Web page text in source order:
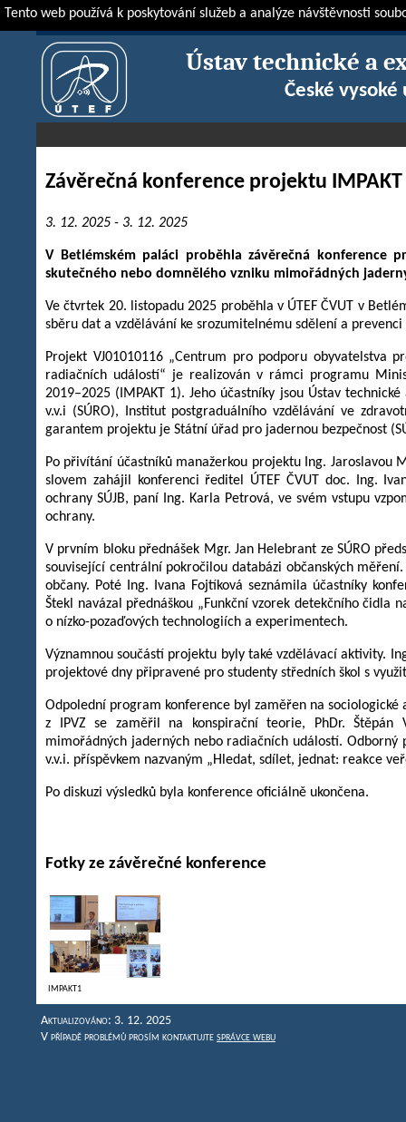
ÚTEF Novinky Zprávy Závěrečná konference projektu IMPAKT
Ústav technické a
České
Závěrečná konference projektu IMPAKT
3. 12. 2025 - 3. 12. 2025
V Betlémském paláci proběhla závěrečná konference
skutečného nebo domnělého vzniku mimořádných
Ve čtvrtek 20. listopadu 2025 proběhla v ÚTEF ČVUT v
sběru dat a vzdělávání ke srozumitelnému sdělení a
Projekt VJ01010116 „Centrum pro podporu obyvatelstva
radiačních událostí“ je realizován v rámci programu
2019–2025 (IMPAKT 1). Jeho účastníky jsou Ústav
v.v.i (SÚRO), Institut postgraduálního vzdělávání ve
garantem projektu je Státní úřad pro jadernou bezpečnost
Po přivítání účastníků manažerkou projektu Ing. Jaroslavou
slovem zahájil konferenci ředitel ÚTEF ČVUT doc. Ing.
ochrany SÚJB, paní Ing. Karla Petrová, ve svém vstupu
ochrany.
V prvním bloku přednášek Mgr. Jan Helebrant ze SÚRO
související centrální pokročilou databázi občanských
občany. Poté Ing. Ivana Fojtíková seznámila účastníky
Štekl navázal přednáškou „Funkční vzorek detekčního čidla
o nízko-pozaďových technologiích a experimentech.
Významnou součástí projektu byly také vzdělávací aktivity.
projektové dny připravené pro studenty středních škol s
Odpolední program konference byl zaměřen na sociologické
z IPVZ se zaměřil na konspirační teorie, PhDr. Štěpán
mimořádných jaderných nebo radiačních událostí. Odborný
v.v.i. příspěvkem nazvaným „Hledat, sdílet, jednat: reakce
Po diskuzi výsledků byla konference oficiálně ukončena.
Fotky ze závěrečné konference
IMPAKT1
Aktualizováno: 3. 12. 2025
V případě problémů prosím kontaktujte správce webu
Tento web používá k poskytování služeb a analýze návštěvnosti